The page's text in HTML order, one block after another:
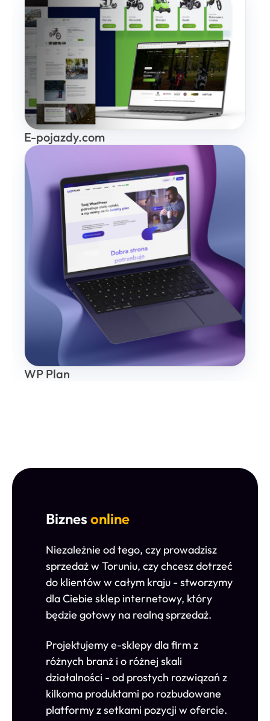
E-pojazdy.com
WP Plan
Biznes online
Niezależnie od tego, czy prowadzisz
sprzedaż w Toruniu, czy chcesz dotrzeć
do klientów w całym kraju - stworzymy
dla Ciebie sklep internetowy, który
będzie gotowy na realną sprzedaż.
Projektujemy e-sklepy dla firm z
różnych branż i o różnej skali
działalności - od prostych rozwiązań z
kilkoma produktami po rozbudowane
platformy z setkami pozycji w ofercie.